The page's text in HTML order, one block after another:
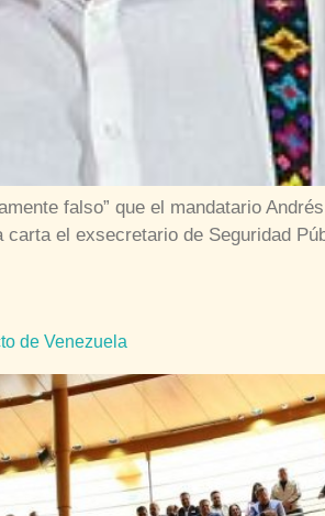
falso” que el mandatario
el exsecretario de Seguridad
de Venezuela